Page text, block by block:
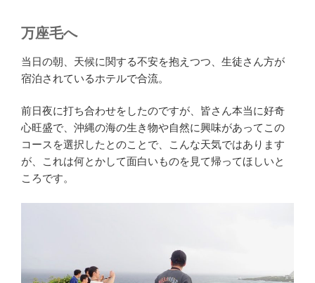
万座毛へ
当日の朝、天候に関する不安を抱えつつ、生徒さん方が
宿泊されているホテルで合流。
前日夜に打ち合わせをしたのですが、皆さん本当に好奇
心旺盛で、沖縄の海の生き物や自然に興味があってこの
コースを選択したとのことで、こんな天気ではあります
が、これは何とかして面白いものを見て帰ってほしいと
ころです。